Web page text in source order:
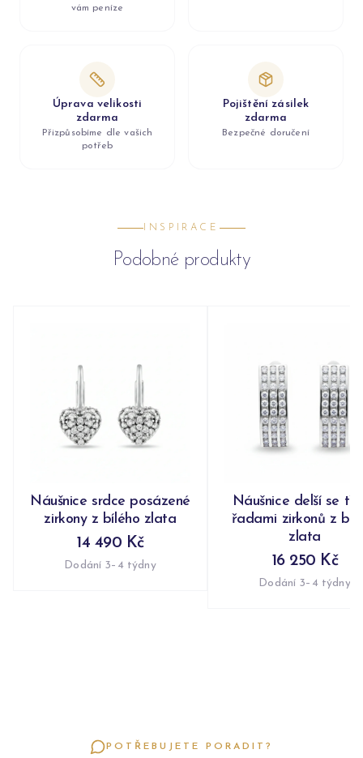
vám peníze
Úprava velikosti
zdarma
Přizpůsobíme dle vašich
potřeb
Pojištění zásilek
zdarma
Bezpečné doručení
INSPIRACE
Podobné produkty
Náušnice srdce posázené
zirkony z bílého zlata
14 490 Kč
Dodání 3–4 týdny
Náušnice delší se
řadami zirkonů z
zlata
16 250 Kč
Dodání 3–4 týdny
POTŘEBUJETE PORADIT?